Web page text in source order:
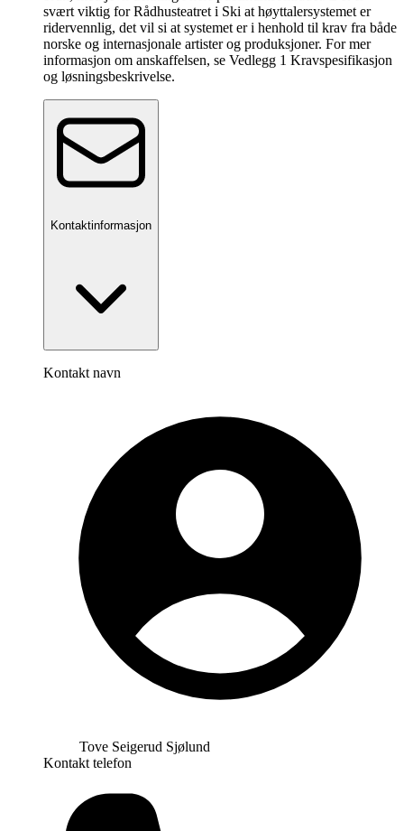
svært viktig for Rådhusteatret i Ski at høyttalersystemet er
ridervennlig, det vil si at systemet er i henhold til krav fra både
norske og internasjonale artister og produksjoner. For mer
informasjon om anskaffelsen, se Vedlegg 1 Kravspesifikasjon
og løsningsbeskrivelse.
Kontaktinformasjon
Kontakt navn
Tove Seigerud Sjølund
Kontakt telefon